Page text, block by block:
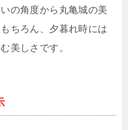
の角度から丸亀城の美
ちろん、夕暮れ時には
美しさです。